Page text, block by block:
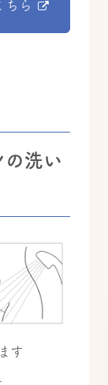
ちら
の洗い
す